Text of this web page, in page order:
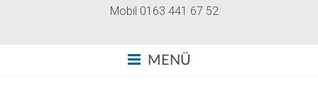
Mobil 0163 441 67 52
MENÜ